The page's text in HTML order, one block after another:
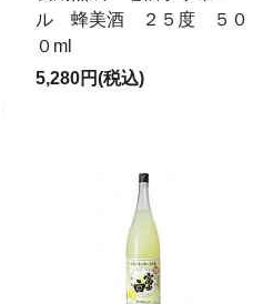
ル 蜂美酒 ２５度 ５０
０ml
5,280円(税込)